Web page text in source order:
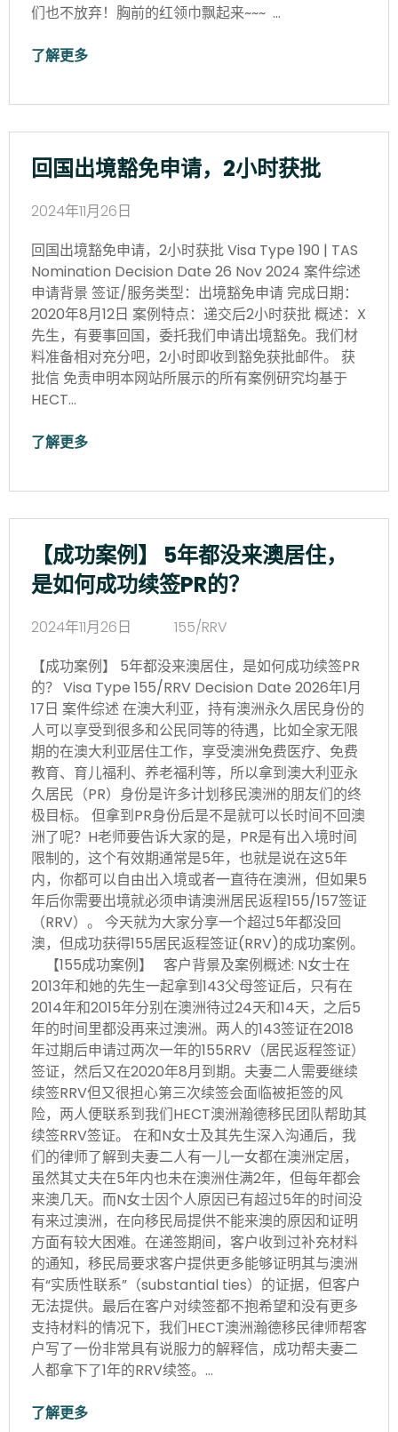
们也不放弃！胸前的红领巾飘起来~~~ …
了解更多
回国出境豁免申请，2小时获批
2024年11月26日
回国出境豁免申请，2小时获批 Visa Type 190 | TAS
Nomination Decision Date 26 Nov 2024 案件综述
申请背景 签证/服务类型：出境豁免申请 完成日期：
2020年8月12日 案例特点：递交后2小时获批 概述：X
先生，有要事回国，委托我们申请出境豁免。我们材
料准备相对充分吧，2小时即收到豁免获批邮件。 获
批信 免责申明本网站所展示的所有案例研究均基于
HECT…
了解更多
【成功案例】 5年都没来澳居住，
是如何成功续签PR的？
2024年11月26日
155/RRV
【成功案例】 5年都没来澳居住，是如何成功续签PR
的？ Visa Type 155/RRV Decision Date 2026年1月
17日 案件综述 在澳大利亚，持有澳洲永久居民身份的
人可以享受到很多和公民同等的待遇，比如全家无限
期的在澳大利亚居住工作，享受澳洲免费医疗、免费
教育、育儿福利、养老福利等，所以拿到澳大利亚永
久居民（PR）身份是许多计划移民澳洲的朋友们的终
极目标。 但拿到PR身份后是不是就可以长时间不回澳
洲了呢？H老师要告诉大家的是，PR是有出入境时间
限制的，这个有效期通常是5年，也就是说在这5年
内，你都可以自由出入境或者一直待在澳洲，但如果5
年后你需要出境就必须申请澳洲居民返程155/157签证
（RRV）。 今天就为大家分享一个超过5年都没回
澳，但成功获得155居民返程签证(RRV)的成功案例。
【155成功案例】 客户背景及案例概述: N女士在
2013年和她的先生一起拿到143父母签证后，只有在
2014年和2015年分别在澳洲待过24天和14天，之后5
年的时间里都没再来过澳洲。两人的143签证在2018
年过期后申请过两次一年的155RRV（居民返程签证）
签证，然后又在2020年8月到期。夫妻二人需要继续
续签RRV但又很担心第三次续签会面临被拒签的风
险，两人便联系到我们HECT澳洲瀚德移民团队帮助其
续签RRV签证。 在和N女士及其先生深入沟通后，我
们的律师了解到夫妻二人有一儿一女都在澳洲定居，
虽然其丈夫在5年内也未在澳洲住满2年，但每年都会
来澳几天。而N女士因个人原因已有超过5年的时间没
有来过澳洲，在向移民局提供不能来澳的原因和证明
方面有较大困难。在递签期间，客户收到过补充材料
的通知，移民局要求客户提供更多能够证明其与澳洲
有“实质性联系”（substantial ties）的证据，但客户
无法提供。最后在客户对续签都不抱希望和没有更多
支持材料的情况下，我们HECT澳洲瀚德移民律师帮客
户写了一份非常具有说服力的解释信，成功帮夫妻二
人都拿下了1年的RRV续签。…
了解更多